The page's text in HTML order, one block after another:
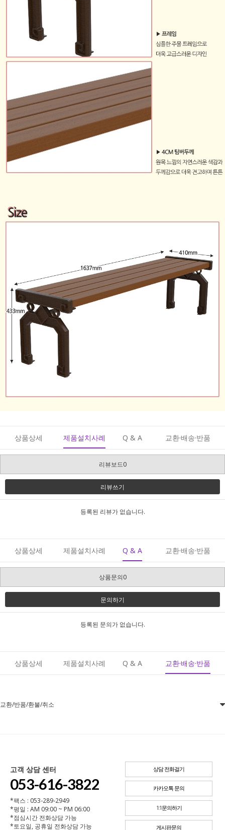
상품상세 제품설치사례 Q & A 교환·배송·반품
리뷰보드0
리뷰쓰기
등록된 리뷰가 없습니다.
상품상세 제품설치사례 Q & A 교환·배송·반품
상품문의0
문의하기
등록된 문의가 없습니다.
상품상세 제품설치사례 Q & A 교환·배송·반품
교환/반품/환불/취소
고객 상담 센터
053-616-3822
*팩스 : 053-289-2949
*평일 : AM 09:00 ~ PM 06:00
*점심시간 전화상담 가능
*토요일, 공휴일 전화상담 가능
상담 전화걸기
카카오톡 문의
1:1문의하기
게시판문의